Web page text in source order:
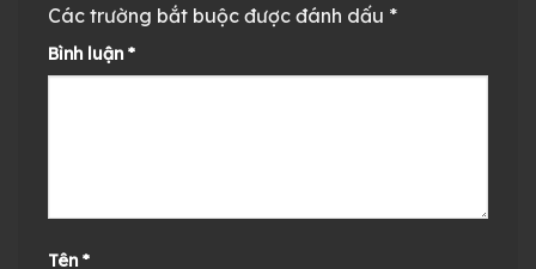
Các trường bắt buộc được đánh dấu *
Bình luận *
Tên *